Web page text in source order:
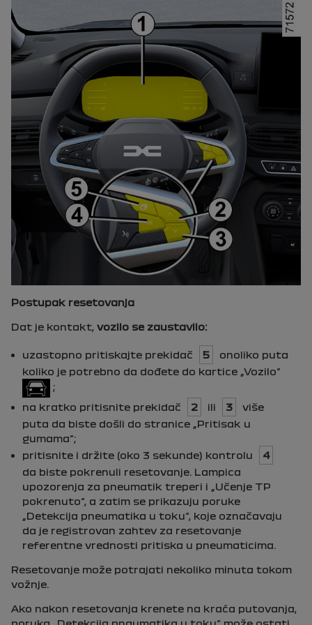
Postupak resetovanja
Dat je kontakt, vozilo se zaustavilo:
uzastopno pritiskajte prekidač 5
onoliko puta
koliko je potrebno da dođete do kartice „Vozilo”
;
na kratko pritisnite prekidač
2 ili 3
više
puta da biste došli do stranice „ Pritisak u
gumama”;
pritisnite i držite (oko 3 sekunde) kontrolu
4
da biste pokrenuli resetovanje. Lampica
upozorenja za pneumatik treperi i „ Učenje TP
pokrenuto“, a zatim se prikazuju poruke
Detekcija pneumatika u toku“, koje označavaju
da je registrovan zahtev za resetovanje
referentne vrednosti pritiska u pneumaticima.
Resetovanje može potrajati nekoliko minuta tokom
vožnje.
Ako nakon resetovanja krenete na kraća putovanja,
poruka „ Detekcija pnaumatika u toku“ može ostati